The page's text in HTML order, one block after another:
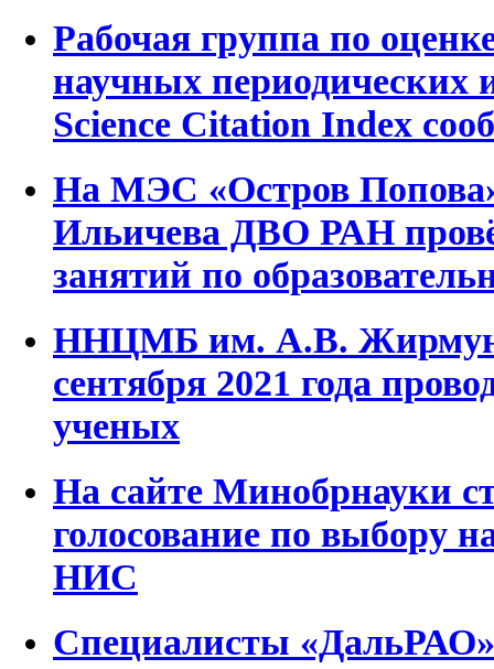
Рабочая группа по
научных периодических
Science Citation Index
На МЭС «Остров
Ильичева ДВО РАН
занятий по
ННЦМБ им. А.В.
сентября 2021 года
ученых
На сайте Минобрнауки
голосование по выбору
НИС
Специалисты «ДальРАО»